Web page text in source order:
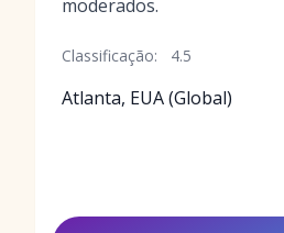
moderados.
Classificação: 4.5
Atlanta, EUA (Global)